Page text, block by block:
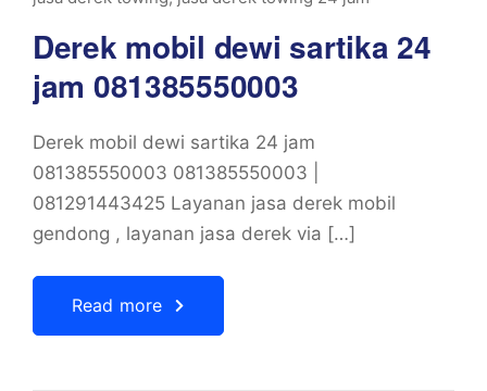
Derek mobil dewi sartika 24
jam 081385550003
Derek mobil dewi sartika 24 jam
081385550003 081385550003 |
081291443425 Layanan jasa derek mobil
gendong , layanan jasa derek via […]
Read more